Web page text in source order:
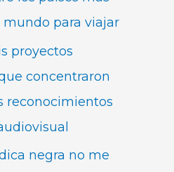
mundo para viajar
proyectos
concentraron
reconocimientos
negra no me